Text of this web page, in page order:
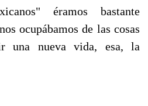
éramos bastante
ocupábamos de las cosas
una nueva vida, esa, la